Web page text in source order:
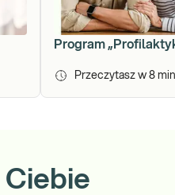
Program
Przeczytasz w 8